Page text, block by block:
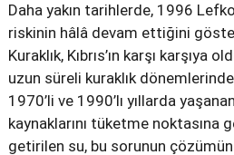
Daha yakın tarihlerde, 1996
riskinin hâlâ devam ettiğini
Kuraklık, Kıbrıs’ın karşı karşıya
uzun süreli kuraklık
1970’li ve 1990’lı yıllarda
kaynaklarını tüketme noktasına
getirilen su, bu sorunun